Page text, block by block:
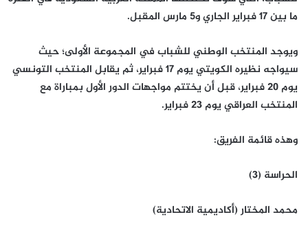
ما بين 17 فبراير الجاري و5 مارس المقبل.
ويوجد المنتخب الوطني للشباب في المجموعة الأولى؛ حيث
سيواجه نظيره الكويتي يوم 17 فبراير، ثم يقابل المنتخب التونسي
يوم 20 فبراير، قبل أن يختتم مواجهات الدور الأول بمباراة مع
المنتخب العراقي يوم 23 فبراير.
وهذه قائمة الفريق:
الحراسة (3)
محمد المختار (أكاديمية الاتحادية)